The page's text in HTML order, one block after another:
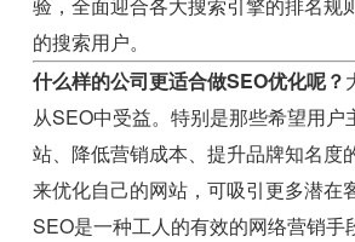
的搜索用户。
什么样的公司更适合做SEO优化呢？
从SEO中受益。特别是那些希望用户
站、降低营销成本、提升品牌知名度
来优化自己的网站，可吸引更多潜在
SEO是一种工人的有效的网络营销手